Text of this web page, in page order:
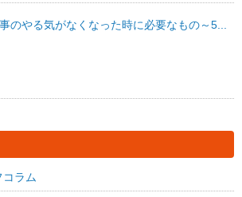
のやる気がなくなった時に必要なもの～5...
コラム